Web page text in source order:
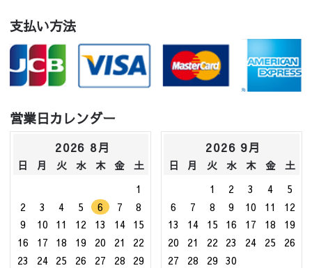
支払い方法
営業日カレンダー
2026 8月
日 月 火 水 木 金
土
1
2
3 4 5 6 7
8
9
10 11 12 13 14
15
16
17 18 19 20 21
22
23
24 25 26 27 28
29
2026 9月
日 月 火 水 木 金
土
1
2 3 4
5
6
7 8 9 10 11
12
13
14 15 16 17 18
19
20
21 22 23 24 25
26
27
28 29 30